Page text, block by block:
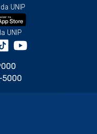
UNIP
UNIP
5000